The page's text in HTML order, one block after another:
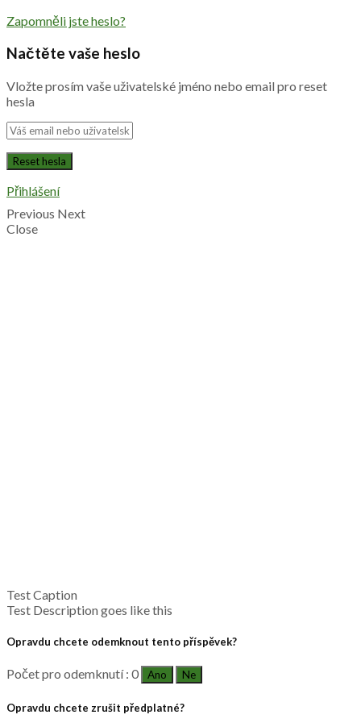
Zapomněli jste heslo?
Načtěte vaše heslo
Vložte prosím vaše uživatelské jméno nebo email pro reset
hesla
Přihlášení
Previous Next
Close
Test Caption
Test Description goes like this
Opravdu chcete odemknout tento příspěvek?
Počet pro odemknutí : 0 Ano Ne
Opravdu chcete zrušit předplatné?